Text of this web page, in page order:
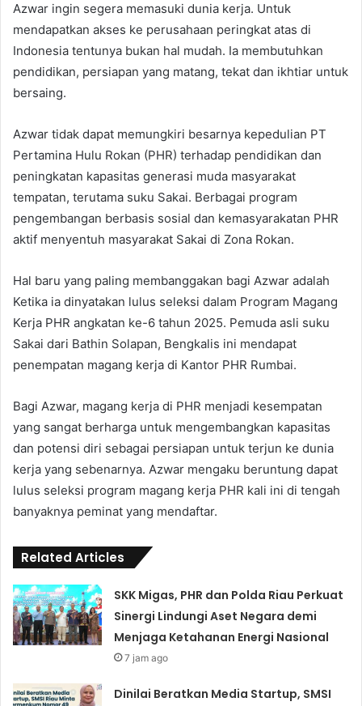
Azwar ingin segera memasuki dunia kerja. Untuk
mendapatkan akses ke perusahaan peringkat atas di
Indonesia tentunya bukan hal mudah. Ia membutuhkan
pendidikan, persiapan yang matang, tekat dan ikhtiar untuk
bersaing.
Azwar tidak dapat memungkiri besarnya kepedulian PT
Pertamina Hulu Rokan (PHR) terhadap pendidikan dan
peningkatan kapasitas generasi muda masyarakat
tempatan, terutama suku Sakai. Berbagai program
pengembangan berbasis sosial dan kemasyarakatan PHR
aktif menyentuh masyarakat Sakai di Zona Rokan.
Hal baru yang paling membanggakan bagi Azwar adalah
Ketika ia dinyatakan lulus seleksi dalam Program Magang
Kerja PHR angkatan ke-6 tahun 2025. Pemuda asli suku
Sakai dari Bathin Solapan, Bengkalis ini mendapat
penempatan magang kerja di Kantor PHR Rumbai.
Bagi Azwar, magang kerja di PHR menjadi kesempatan
yang sangat berharga untuk mengembangkan kapasitas
dan potensi diri sebagai persiapan untuk terjun ke dunia
kerja yang sebenarnya. Azwar mengaku beruntung dapat
lulus seleksi program magang kerja PHR kali ini di tengah
banyaknya peminat yang mendaftar.
Related Articles
SKK Migas, PHR dan Polda Riau Perkuat
Sinergi Lindungi Aset Negara demi
Menjaga Ketahanan Energi Nasional
7 jam ago
Dinilai Beratkan Media Startup, SMSI